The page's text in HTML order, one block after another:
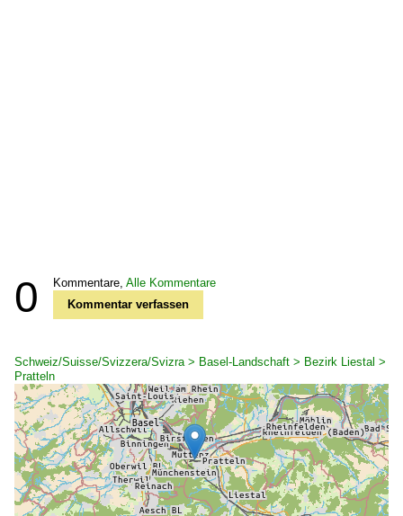
0 Kommentare, Alle Kommentare
Kommentar verfassen
Schweiz/Suisse/Svizzera/Svizra > Basel-Landschaft > Bezirk Liestal >
Pratteln